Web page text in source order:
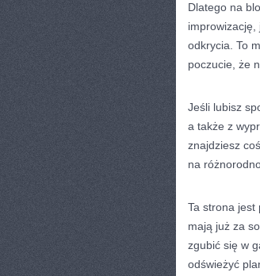
Dlatego na
odkrycia. To
poczucie, że
Jeśli lubisz
a także z
znajdziesz
na
Ta strona jest
mają już za
zgubić się w
odświeżyć